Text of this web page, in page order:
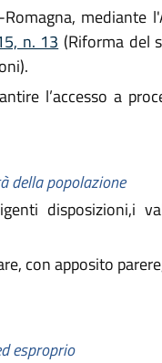
mediante
n. 13 (Riforma del
l’accesso a
della popolazione
disposizioni,i
con apposito
esproprio